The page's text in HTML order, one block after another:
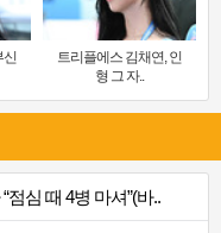
신
트리플에스 김채연, 인
형 그 자..
심 때 4병 마셔”(바..